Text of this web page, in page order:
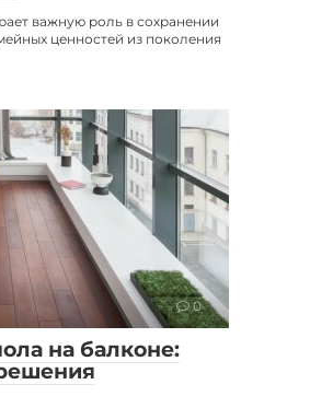
важную роль в сохранении
ценностей из поколения
0
на балконе: